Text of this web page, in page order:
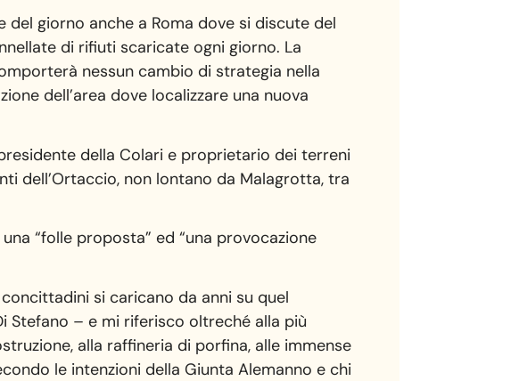
giorno anche a Roma dove si discute del
di rifiuti scaricate ogni giorno. La
nessun cambio di strategia nella
dell’area dove localizzare una nuova
della Colari e proprietario dei terreni
dell’Ortaccio, non lontano da Malagrotta, tra
“folle proposta” ed “una provocazione
si caricano da anni su quel
Stefano – e mi riferisco oltreché alla più
alla raffineria di porfina, alle immense
le intenzioni della Giunta Alemanno e chi